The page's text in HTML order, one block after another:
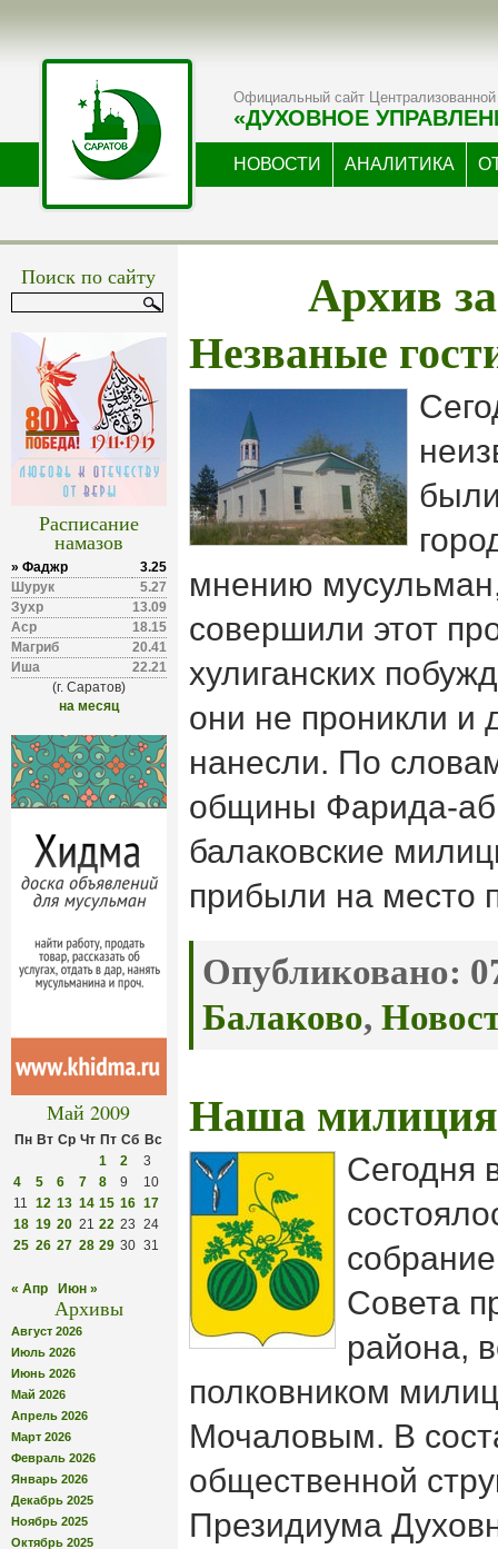
Официальный сайт Централизованной
«ДУХОВНОЕ
НОВОСТИ АНАЛИТИКА
Поиск по сайту
Расписание
намазов
» Фаджр
3.25
Шурук
5.27
Зухр
13.09
Аср
18.15
Магриб
20.41
Иша
22.21
(г. Саратов)
на месяц
Май 2009
Пн Вт Ср Чт Пт Сб Вс
1
2
3
4
5 6 7 8 9
10
11
12 13 14 15 16 17
18 19 20 21 22 23 24
25 26 27 28 29 30 31
« Апр Июн »
Архивы
Август 2026
Июль 2026
Июнь 2026
Май 2026
Апрель 2026
Март 2026
Февраль 2026
Январь 2026
Декабрь 2025
Ноябрь 2025
Октябрь 2025
Архив
Незваные
мнению
совершили этот
хулиганских
они не проникли и
нанесли. По
общины Фарида-
балаковские
прибыли на место
Опубликовано:
Балаково,
Наша милиция
Сегодня
Совета
района,
полковником
Мочаловым. В
общественной
Президиума